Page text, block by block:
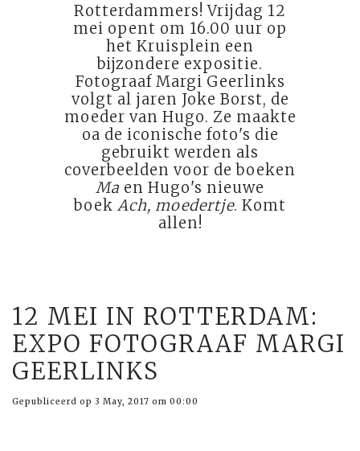
Rotterdammers! Vrijdag 12
mei opent om 16.00 uur op
het Kruisplein een
bijzondere expositie.
Fotograaf Margi Geerlinks
volgt al jaren Joke Borst, de
moeder van Hugo. Ze maakte
oa de iconische foto's die
gebruikt werden als
coverbeelden voor de boeken
Ma en Hugo's nieuwe
boek Ach, moedertje. Komt
allen!
12 MEI IN ROTTERDAM:
EXPO FOTOGRAAF MARGI
GEERLINKS
Gepubliceerd op 3 May, 2017 om 00:00